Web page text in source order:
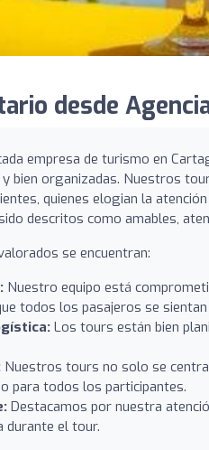
desde
empresa de turismo en
bien organizadas. Nuestros
quienes elogian la
descritos como amables,
se encuentran:
Nuestro equipo está
todos los pasajeros se
Los tours están bien
Nuestros tours no solo se
para todos los participantes.
Destacamos por nuestra
durante el tour.